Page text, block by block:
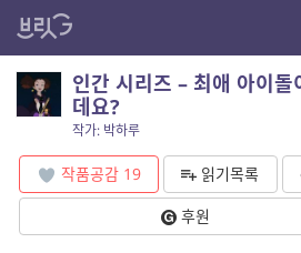
인간 시리즈 – 최애 아이돌
데요?
작가: 박하루
작품공감 19 읽기목록
후원